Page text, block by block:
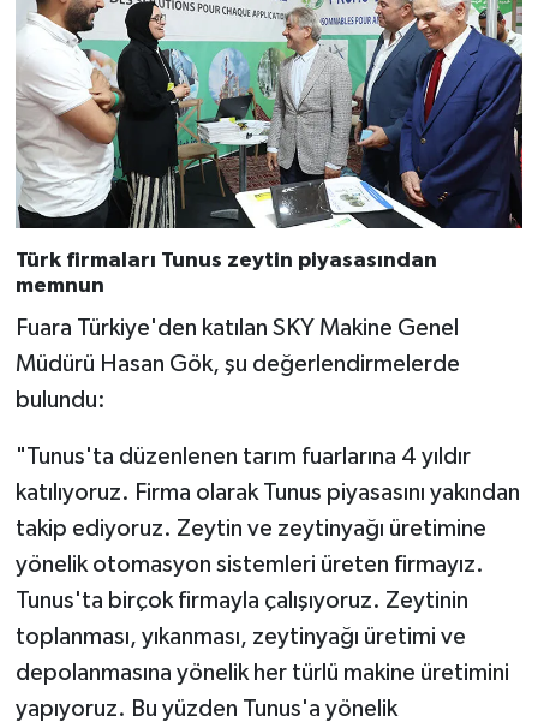
Türk firmaları Tunus zeytin piyasasından
memnun
Fuara Türkiye'den katılan SKY Makine Genel
Müdürü Hasan Gök, şu değerlendirmelerde
bulundu:
"Tunus'ta düzenlenen tarım fuarlarına 4 yıldır
katılıyoruz. Firma olarak Tunus piyasasını yakından
takip ediyoruz. Zeytin ve zeytinyağı üretimine
yönelik otomasyon sistemleri üreten firmayız.
Tunus'ta birçok firmayla çalışıyoruz. Zeytinin
toplanması, yıkanması, zeytinyağı üretimi ve
depolanmasına yönelik her türlü makine üretimini
yapıyoruz. Bu yüzden Tunus'a yönelik